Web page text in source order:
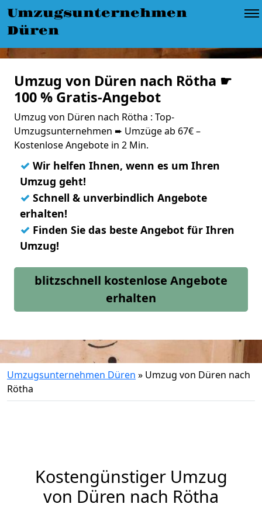
Umzugsunternehmen
Düren
Umzug von Düren nach Rötha ☛
100 % Gratis-Angebot
Umzug von Düren nach Rötha : Top-
Umzugsunternehmen ➨ Umzüge ab 67€ –
Kostenlose Angebote in 2 Min.
✓ Wir helfen Ihnen, wenn es um Ihren
Umzug geht!
✓ Schnell & unverbindlich Angebote
erhalten!
✓ Finden Sie das beste Angebot für Ihren
Umzug!
blitzschnell kostenlose Angebote
erhalten
Umzugsunternehmen Düren » Umzug von Düren nach
Rötha
Kostengünstiger Umzug
von Düren nach Rötha